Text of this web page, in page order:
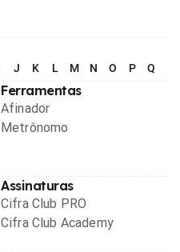
J K L M N O P Q
Ferramentas
Afinador
Metrônomo
Assinaturas
Cifra Club PRO
Cifra Club Academy